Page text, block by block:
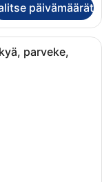
päivämäärät
jossa on kaksi
parveke,